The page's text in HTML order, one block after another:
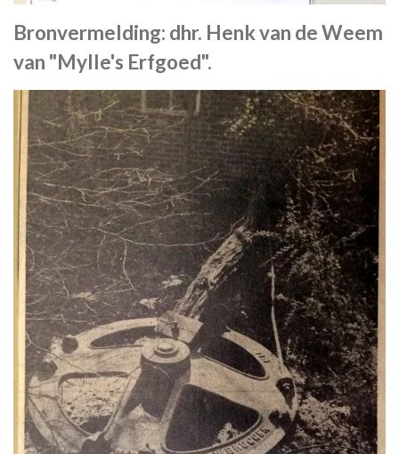
Bronvermelding: dhr. Henk van de Weem
van "Mylle's Erfgoed".